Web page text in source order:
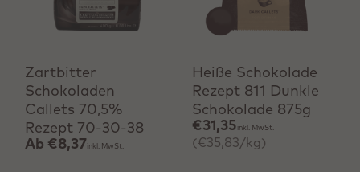
Produkt anzeigen
Zartbitter
Schokoladen
Callets 70,5%
Rezept 70-30-38
Ab €8,37 inkl. MwSt.
Schnell hinzufügen
Heiße Schokolade
Rezept 811 Dunkle
Schokolade 875g
€31,35 inkl. MwSt.
(€35,83/kg)